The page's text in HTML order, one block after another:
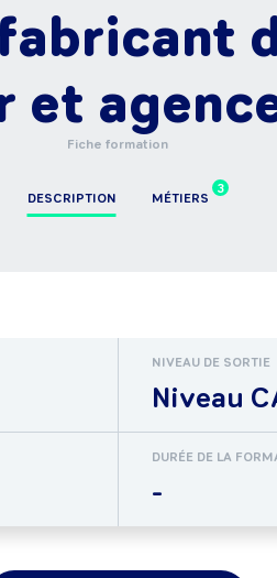
et
Fiche formation
DESCRIPTION
3
MÉTIERS
NIVEAU DE SORTIE
Niveau
DURÉE DE LA
-